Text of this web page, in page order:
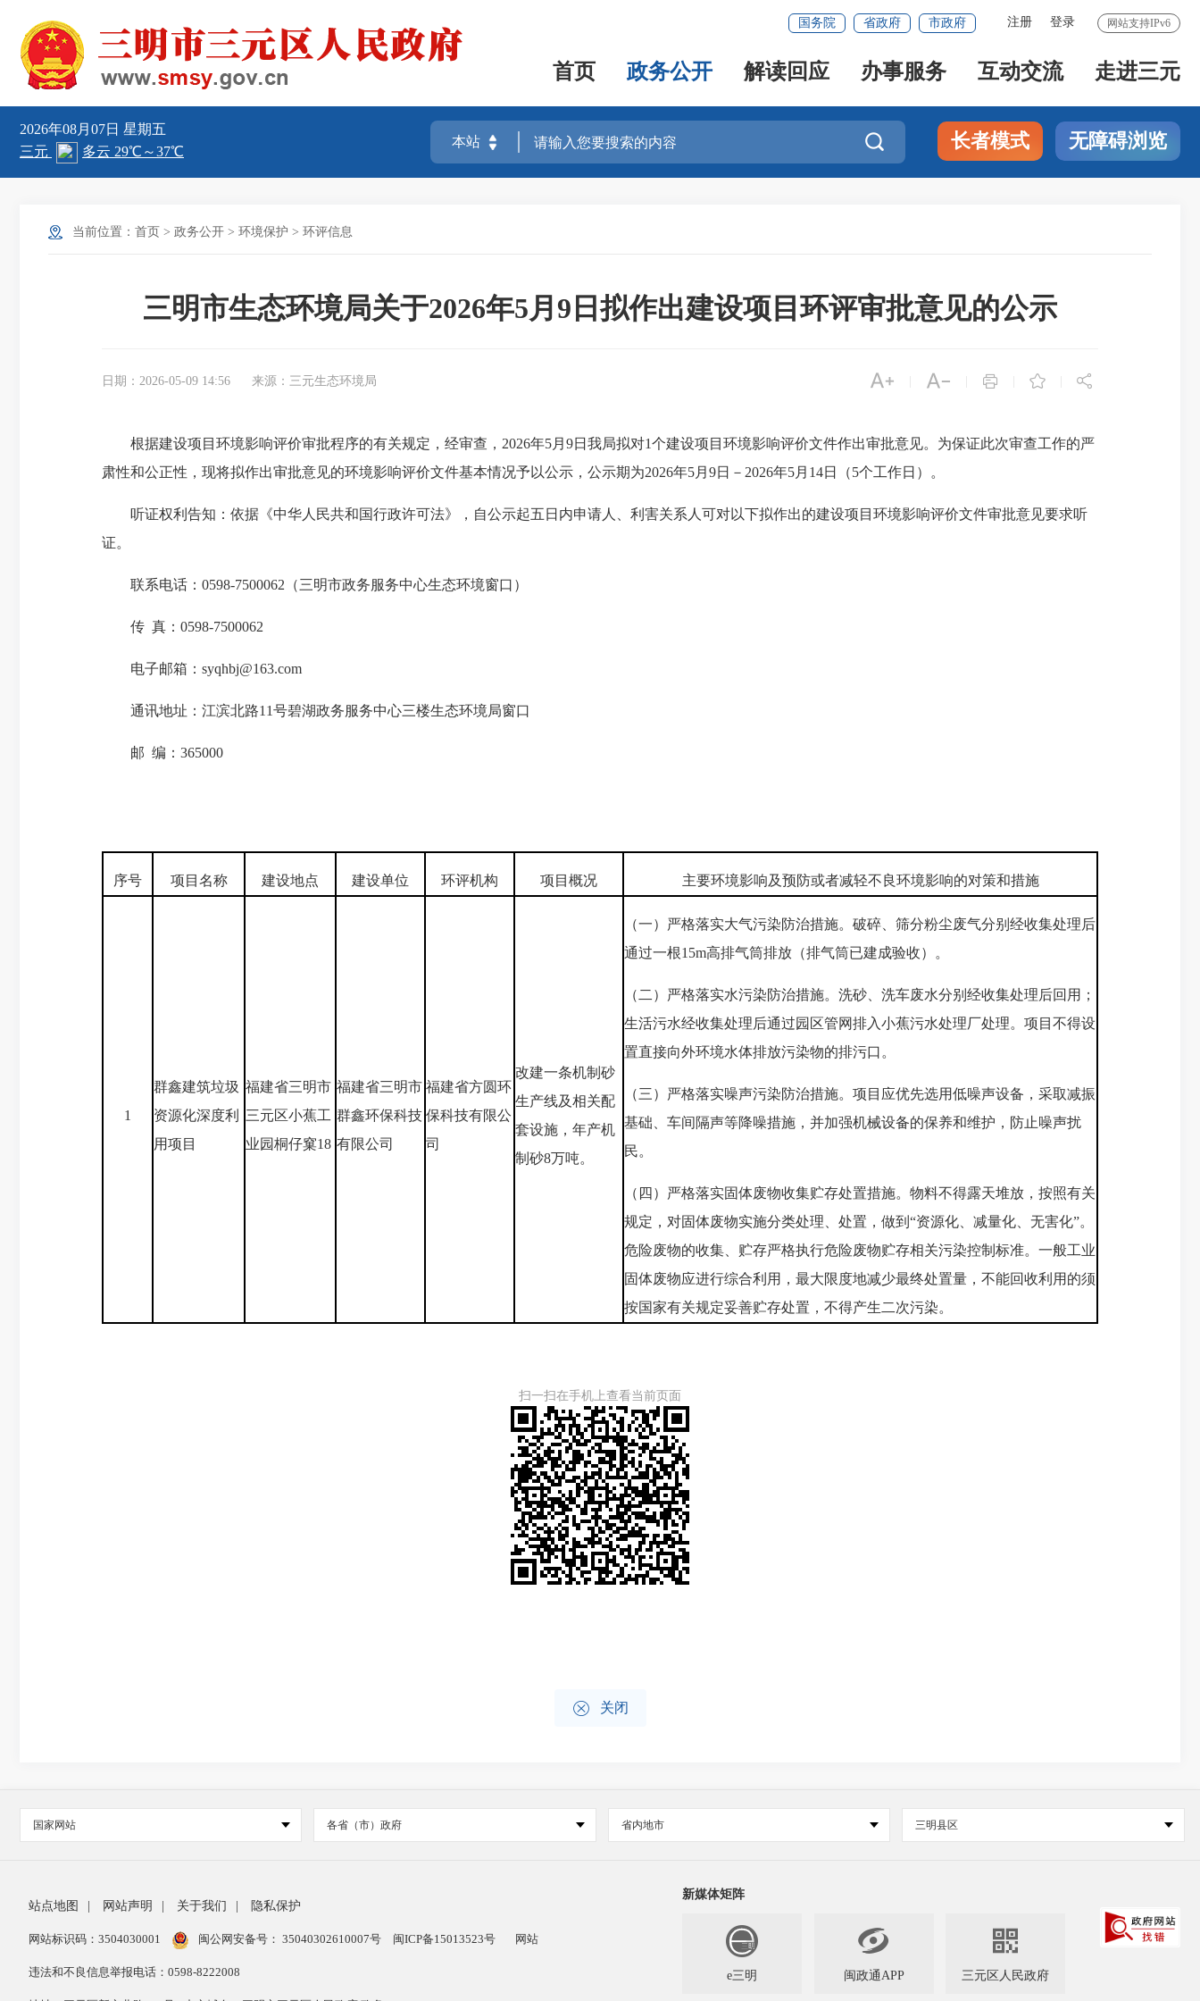
网站支持IPv6
注册 登录
国务院 省政府 市政府
首页 政务公开 解读回应 办事服务 互动交流 走进三元
2026年08月07日 星期五
 长者模式 无障碍浏览
当前位置： 首页 > 政务公开 > 环境保护 > 环评信息
三明市生态环境局关于2026年5月9日拟作出建设项目环评审批意见的公示
日期：2026-05-09 14:56 来源：三元生态环境局     
根据建设项目环境影响评价审批程序的有关规定，经审查，2026年5月9日我局拟对1个建设项目环境影响评价文件作出审批意见。为保证此次审查工作的严
肃性和公正性，现将拟作出审批意见的环境影响评价文件基本情况予以公示，公示期为2026年5月9日－2026年5月14日（5个工作日）。
听证权利告知：依据《中华人民共和国行政许可法》，自公示起五日内申请人、利害关系人可对以下拟作出的建设项目环境影响评价文件审批意见要求听
证。
联系电话：0598-7500062（三明市政务服务中心生态环境窗口）
传 真：0598-7500062
电子邮箱：syqhbj@163.com
通讯地址：江滨北路11号碧湖政务服务中心三楼生态环境局窗口
邮 编：365000
序号 项目名称 建设地点 建设单位 环评机构 项目概况 主要环境影响及预防或者减轻不良环境影响的对策和措施
1
群鑫建筑垃圾
资源化深度利
用项目
福建省三明市
三元区小蕉工
业园桐仔窠18
福建省三明市
群鑫环保科技
有限公司
福建省方圆环
保科技有限公
司
改建一条机制砂
生产线及相关配
套设施，年产机
制砂8万吨。
（一）严格落实大气污染防治措施。破碎、筛分粉尘废气分别经收集处理后
通过一根15m高排气筒排放（排气筒已建成验收）。
（二）严格落实水污染防治措施。洗砂、洗车废水分别经收集处理后回用；
生活污水经收集处理后通过园区管网排入小蕉污水处理厂处理。项目不得设
置直接向外环境水体排放污染物的排污口。
（三）严格落实噪声污染防治措施。项目应优先选用低噪声设备，采取减振
基础、车间隔声等降噪措施，并加强机械设备的保养和维护，防止噪声扰
民。
（四）严格落实固体废物收集贮存处置措施。物料不得露天堆放，按照有关
规定，对固体废物实施分类处理、处置，做到“资源化、减量化、无害化”。
危险废物的收集、贮存严格执行危险废物贮存相关污染控制标准。一般工业
固体废物应进行综合利用，最大限度地减少最终处置量，不能回收利用的须
按国家有关规定妥善贮存处置，不得产生二次污染。
扫一扫在手机上查看当前页面
 关闭
国家网站 各省（市）政府 省内地市 三明县区
站点地图 网站声明 关于我们 隐私保护
网站标识码：3504030001 闽公网安备号： 35040302610007号 闽ICP备15013523号 网站
违法和不良信息举报电话：0598-8222008
新媒体矩阵
e三明

闽政通APP

三元区人民政府